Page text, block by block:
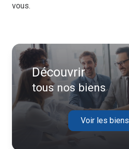
Découvrir
tous nos biens
Voir les biens
vous.